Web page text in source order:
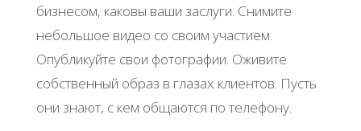
бизнесом, каковы ваши заслуги. Снимите
небольшое видео со своим участием.
Опубликуйте свои фотографии. Оживите
собственный образ в глазах клиентов. Пусть
они знают, с кем общаются по телефону.